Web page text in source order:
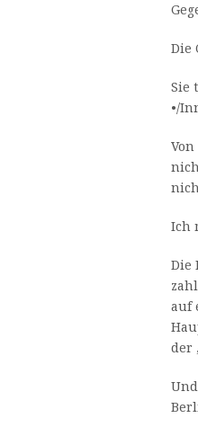
Die
Sie
•/
Ich
Die
auf
der